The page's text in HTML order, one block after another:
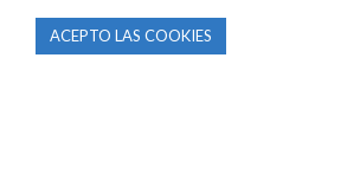
ACEPTO LAS COOKIES